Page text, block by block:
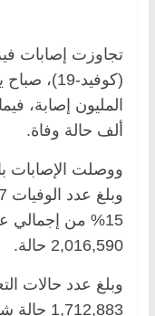
تجاوزت إصابات
(كوفيد-
المليون إصابة،
ألف حالة وفاة.
15% من إجمالي
2,016,590 حالة.
وبلغ عدد حالات